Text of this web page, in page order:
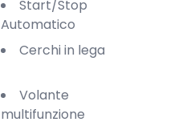
Start/Stop
Automatico
Cerchi in lega
Volante
multifunzione